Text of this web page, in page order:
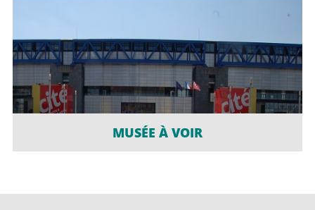
MUSÉE À VOIR